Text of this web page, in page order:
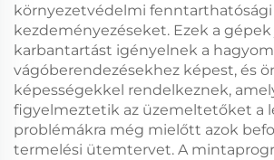
környezetvédelmi fenntarthatósági
kezdeményezéseket. Ezek a
karbantartást igényelnek a
vágóberendezésekhez képest, és
képességekkel rendelkeznek,
figyelmeztetik az üzemeltetőket a
problémákra még mielőtt azok
termelési ütemtervet. A